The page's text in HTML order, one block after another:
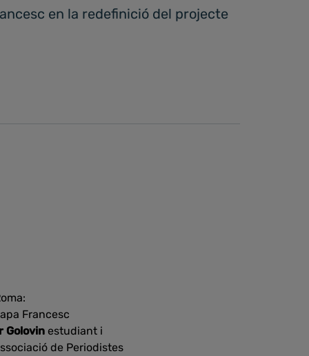
en la redefinició del projecte
Francesc
Golovin estudiant i
de Periodistes